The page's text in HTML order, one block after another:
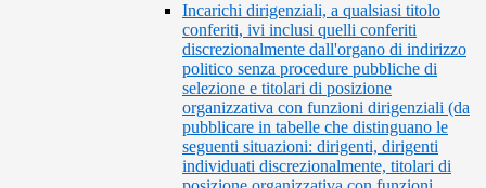
Incarichi dirigenziali, a qualsiasi titolo
conferiti, ivi inclusi quelli conferiti
discrezionalmente dall'organo di indirizzo
politico senza procedure pubbliche di
selezione e titolari di posizione
organizzativa con funzioni dirigenziali (da
pubblicare in tabelle che distinguano le
seguenti situazioni: dirigenti, dirigenti
individuati discrezionalmente, titolari di